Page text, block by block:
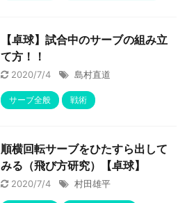
【卓球】試合中のサーブの組み立
て方！！
2020/7/4 島村直道
サーブ全般 戦術
順横回転サーブをひたすら出して
みる（飛び方研究）【卓球】
2020/7/4 村田雄平